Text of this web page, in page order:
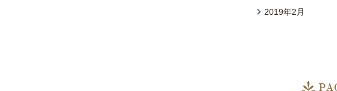
2019年2月